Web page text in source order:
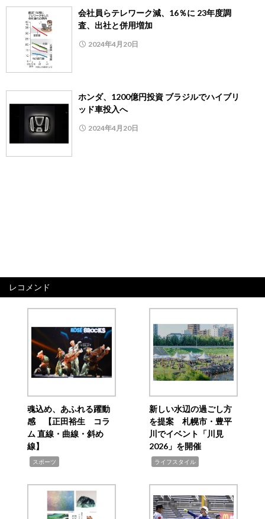
会社員らテレワーク減、16％に 23年度調
査、出社と併用増加
2024年4月20日
ホンダ、1200億円投資 ブラジルでハイブリ
ッド車投入へ
2024年4月20日
レコメンド
魂込め、あふれる躍動
感 【正田裕生 コラ
ム 直線・曲線・斜め
線】
スポーツ
新しい水辺の過ごし方
を提案 札幌市・豊平
川でイベント「川見
2026」を開催
ライフスタイル